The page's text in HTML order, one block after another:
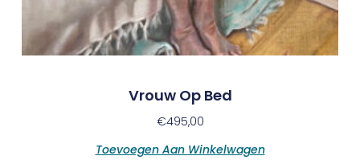
Vrouw Op Bed
€495,00
Toevoegen Aan Winkelwagen